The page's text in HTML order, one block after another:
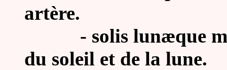
artère.
- solis lunæque
du soleil et de la lune.